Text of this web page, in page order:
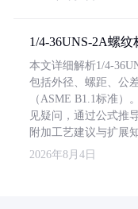
1/4-36UNS-2A螺纹
本文详细解析1/4-
包括外径、螺距、公
（ASME B1.1标准）
见疑问，通过公式推
附加工艺建议与扩展知
2026年8月4日